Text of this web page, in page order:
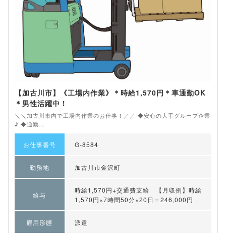
【加古川市】《工場内作業》＊時給1,570円＊車通勤OK
＊男性活躍中！
＼＼加古川市内で工場内作業のお仕事！／／ ◆安心の大手グループ企業
♪ ◆通勤...
お仕事番号 G-8584
勤務地 加古川市金沢町
給与
時給1,570円+交通費支給 【月収例】時給
1,570円×7時間50分×20日＝246,000円
雇用形態 派遣